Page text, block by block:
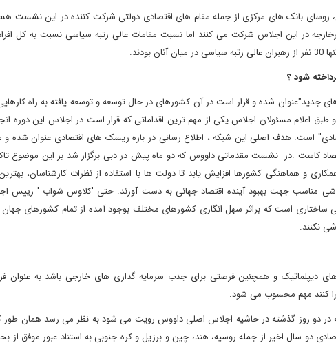
روسای بانک های مرکزی از جمله مقام های اقتصادی دولتی شرکت کننده در این نشست
در این اجلاس شرکت می کنند اما نسبت مقامات عالی رتبه سیاسی نسبت به کل
شود ؟
جدید"عنوان شده و قرار است در آن کشورهای در حال توسعه و توسعه یافته به راه
طبق اعلام مسئولان اجلاس یکی از مهم ترین اقداماتی که قرار است در اجلاس این دوره
است. هدف اصلی این شبکه ، اطلاع رسانی در باره ریسک های اقتصادی عنوان شده و
کاست .در نشست مقدماتی داووس که دو ماه پیش در دبی برگزار شد بر این موضوع
و هماهنگی کشورها افزایش یابد تا دولت ها با استفاده از نظرات کارشناسان،
روشی مناسب جهت بهبود آینده اقتصاد جهانی به دست آورند. حتی 'کلاوس شواب ' رییس
ساختاری است که براثر سهل انگاری کشورهای مختلف بوجود آمده از تمام کشورهای جهان
نکنند.
دیپلماتیک و همچنین فرصتی برای جذب سرمایه گذاری های خارجی باشد به عنوان
کنند مهم محسوب می شود.
در دو روز گذشته در حاشیه اجلاس اصلی داووس رویت می شود به نظر می رسد همان
دو سال اخیر از جمله روسیه، هند، چین و برزیل و کره جنوبی به استناد عبور موفق از